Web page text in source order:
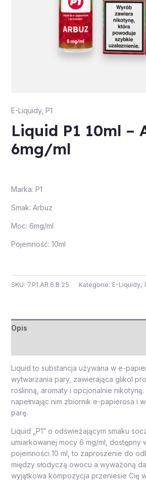
E-Liquidy, P1
Liquid P1 10ml –
6mg/ml
Marka: P1
Smak: Arbuz
Moc: 6mg/ml
Pojemność: 10ml
SKU: 7.P1.AR.6.B.25 Kategorie: E-Liquidy,
Opis
Liquid to substancja używana w e-
wytwarzania pary, zawierająca glikol
roślinną, aromaty i opcjonalnie nikotynę.
napełniając nim zbiornik e-papierosa i
parę.
Liquid „P1” o odświeżającym smaku
umiarkowanej mocy 6 mg/ml, dostępny
pojemności 10 ml, to zaproszenie do
między słodyczą owocu a wyważoną
wyjątkowa kompozycja przeniesie Cię